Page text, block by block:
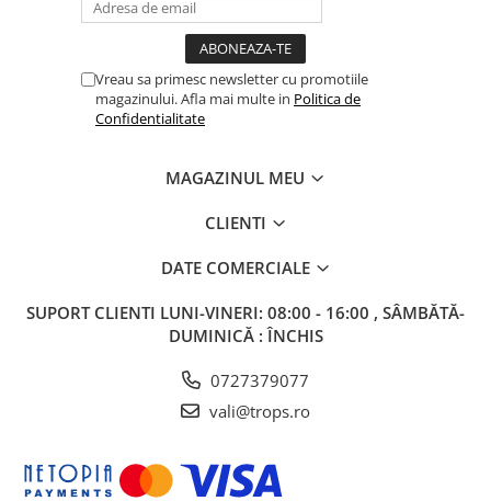
Vreau sa primesc newsletter cu promotiile
magazinului. Afla mai multe in Politica de
Confidentialitate
MAGAZINUL MEU
CLIENTI
DATE COMERCIALE
SUPORT CLIENTI LUNI-VINERI: 08:00 - 16:00 , SÂMBĂTĂ-
DUMINICĂ : ÎNCHIS
0727379077
vali@trops.ro